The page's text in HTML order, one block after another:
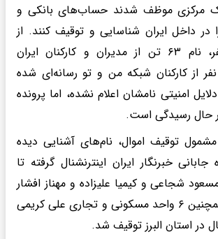
مرکزی موظف شدند حساب‌های بانکی و
در داخل ایران شناسایی و توقیف کنند. از
میان این ۴۰۰ نفر، نام ۶۳ تن از مدیران و کارکنان ایران
اینترنشنال و ۲۵ نفر از کارکنان شبکه من و تو رسانه‌ای شده
امنیتی نامشان اعلام نشده، اما پرونده
حال رسیدگی است.
توقیف اموال، نام‌های آشنایی دیده
خبرنگار ایران اینترنشنال گرفته تا
شجاعی و کیمیا علیزاده و مهناز افشار
و نیکی کریمی. همچنین ۶ واحد مسکونی و تجاری علی کریمی
در استان البرز توقیف شد.